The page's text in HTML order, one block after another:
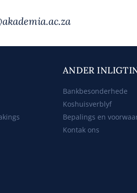
ANDER
Bankbesonderhede
Koshuisverblyf
Bepalings en
Kontak ons